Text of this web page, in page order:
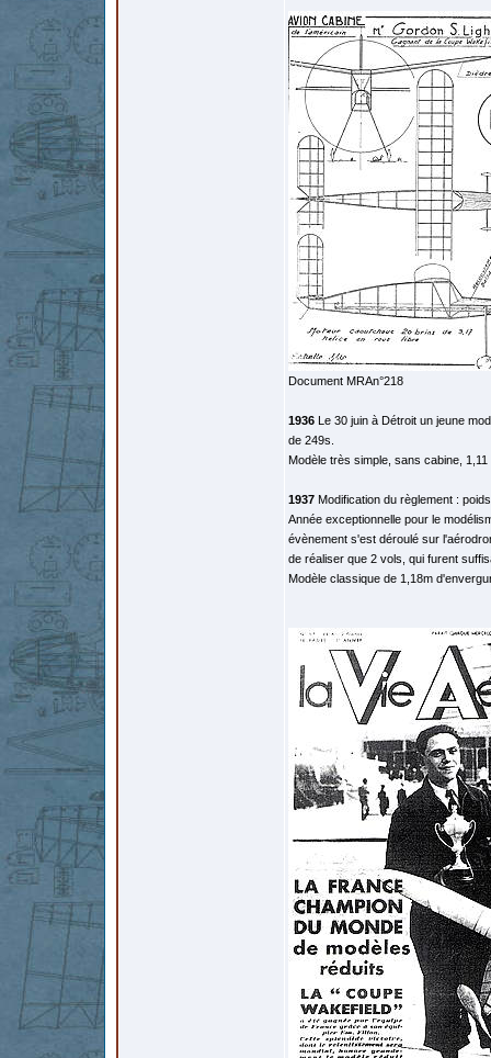
Document MRAn°218
1936 Le 30 juin à Détroit un jeune
de 249s.
Modèle très simple, sans cabine,
1937 Modification du règlement :
Année exceptionnelle pour le
évènement s'est déroulé sur
de réaliser que 2 vols, qui furent
Modèle classique de 1,18m